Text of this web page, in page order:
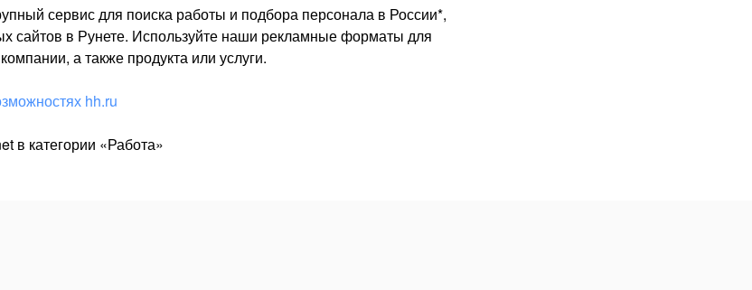
сервис для поиска работы и подбора персонала в России*,
сайтов в Рунете. Используйте наши рекламные форматы для
а также продукта или услуги.
hh.ru
в категории «Работа»